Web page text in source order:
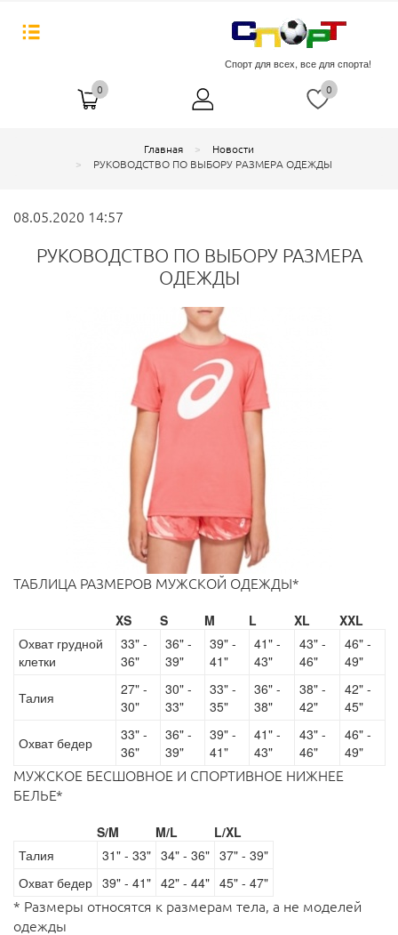
Спорт для всех, все для спорта!
0 0
Главная
Новости
РУКОВОДСТВО ПО ВЫБОРУ РАЗМЕРА ОДЕЖДЫ
08.05.2020 14:57
РУКОВОДСТВО ПО ВЫБОРУ РАЗМЕРА
ОДЕЖДЫ
ТАБЛИЦА РАЗМЕРОВ МУЖСКОЙ ОДЕЖДЫ*
XS S M L XL
XXL
Охват грудной
клетки
33" -
36"
36" -
39"
39" -
41"
41" -
43"
43" -
46"
46" -
49"
Талия
27" -
30"
30" -
33"
33" -
35"
36" -
38"
38" -
42"
42" -
45"
Охват бедер
33" -
36"
36" -
39"
39" -
41"
41" -
43"
43" -
46"
46" -
49"
МУЖСКОЕ БЕСШОВНОЕ И СПОРТИВНОЕ НИЖНЕЕ
БЕЛЬЕ*
S/M M/L
L/XL
Талия
31" - 33" 34" - 36" 37" - 39"
Охват бедер 39" - 41" 42" - 44" 45" - 47"
* Размеры относятся к размерам тела, а не моделей
одежды